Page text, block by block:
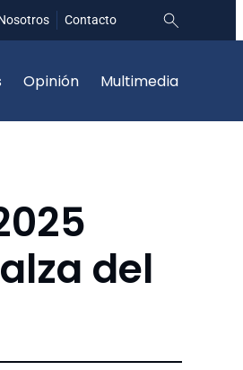
Contacto
Opinión Multimedia
del